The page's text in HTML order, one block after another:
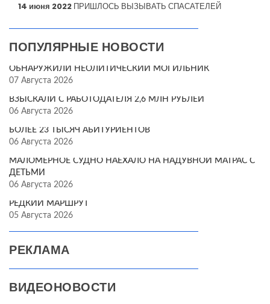
14 июня 2022 ПРИШЛОСЬ ВЫЗЫВАТЬ СПАСАТЕЛЕЙ
ПОПУЛЯРНЫЕ НОВОСТИ
ОБНАРУЖИЛИ НЕОЛИТИЧЕСКИЙ МОГИЛЬНИК
07 Августа 2026
ВЗЫСКАЛИ С РАБОТОДАТЕЛЯ 2,6 МЛН РУБЛЕЙ
06 Августа 2026
БОЛЕЕ 23 ТЫСЯЧ АБИТУРИЕНТОВ
06 Августа 2026
МАЛОМЕРНОЕ СУДНО НАЕХАЛО НА НАДУВНОЙ МАТРАС С
ДЕТЬМИ
06 Августа 2026
РЕДКИЙ МАРШРУТ
05 Августа 2026
РЕКЛАМА
ВИДЕОНОВОСТИ